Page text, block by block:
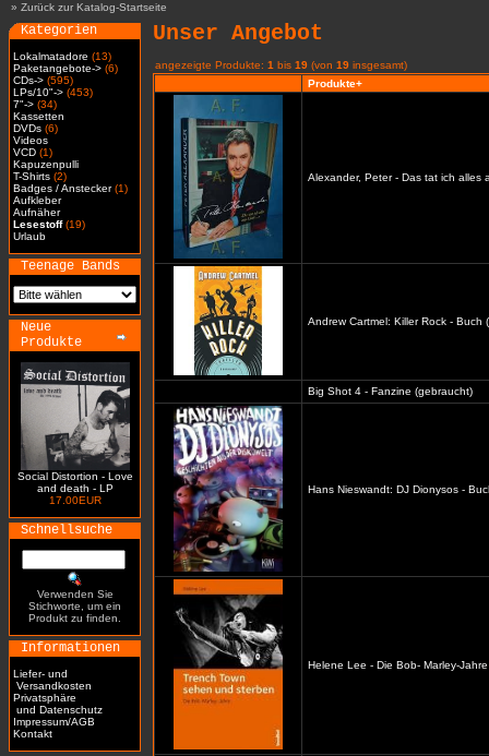
» Zurück zur Katalog-Startseite
Kategorien
Lokalmatadore (13)
Paketangebote-> (6)
CDs-> (595)
LPs/10"-> (453)
7"-> (34)
Kassetten
DVDs (6)
Videos
VCD (1)
Kapuzenpulli
T-Shirts (2)
Badges / Anstecker(1)
Aufkleber
Aufnäher
Lesestoff(19)
Urlaub
Teenage Bands
Neue
Produkte
Social Distortion - Love
and death - LP
17.00EUR
Schnellsuche
Verwenden Sie
Stichworte, um ein
Produkt zu finden.
Informationen
Liefer- und
Versandkosten
Privatsphäre
und Datenschutz
Impressum/AGB
Kontakt
Unser Angebot
angezeigte Produkte: 1 bis 19 (von 19 insgesamt)
Produkte+
Alexander, Peter - Das tat ich alles
Andrew Cartmel: Killer Rock - Buch
Big Shot 4 - Fanzine (gebraucht)
Hans Nieswandt: DJ Dionysos -
Helene Lee - Die Bob- Marley-